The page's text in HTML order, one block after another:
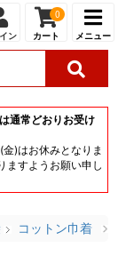
ン
0
カート メニュー
通常どおりお受け
)はお休みとなりま
ますようお願い申し
コットン巾着